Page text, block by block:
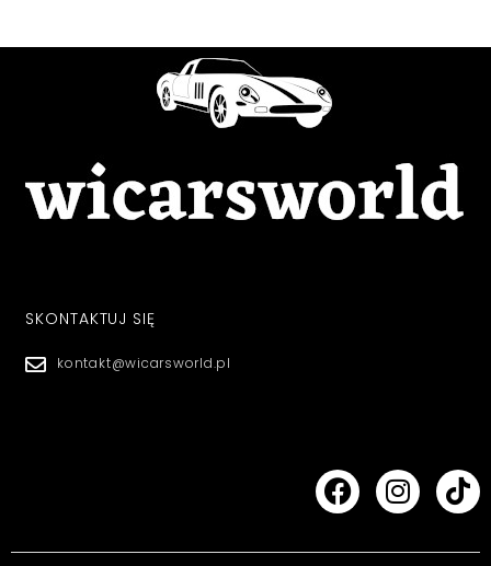
SKONTAKTUJ SIĘ
kontakt@wicarsworld.pl